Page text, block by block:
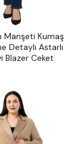
Manşeti Kumaş
Detaylı Astarlı
Blazer Ceket